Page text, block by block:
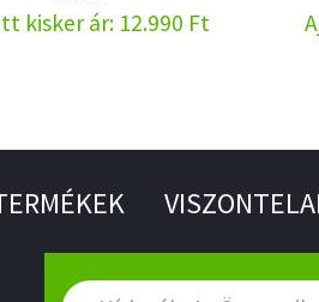
kisker ár: 12.990 Ft